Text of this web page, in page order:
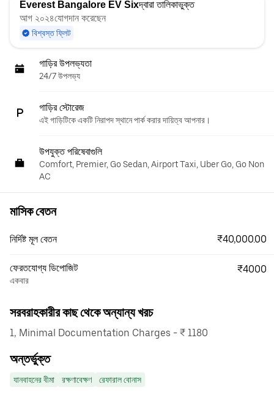
Everest Bangalore EV Sixদ্বারা তালিকাভুক্ত
আগ ২০২৪যোগদান করেছেন
বিশ্বস্ত ফ্লিট
গাড়ির উপলভ্যতা
24/7 উপলভ্য
গাড়ির স্টোরেজ
এই গাড়িটিকে একটি নিরাপদ স্থানে পার্ক করার দায়িত্ব আপনার।
উপযুক্ত পরিষেবাগুলি
Comfort, Premier, Go Sedan, Airport Taxi, Uber Go, Go Non
AC
মাসিক বেতন
নির্দিষ্ট মূল বেতন ₹40,000.00
ফেরতযোগ্য ডিপোজিট
একবার
₹4000
সরবরাহকারীর কাছ থেকে অন্যান্য খরচ
1, Minimal Documentation Charges - ₹ 1180
অন্তর্ভুক্ত
যানবাহনের বীমা রক্ষণাবেক্ষণ রেফারাল বোনাস